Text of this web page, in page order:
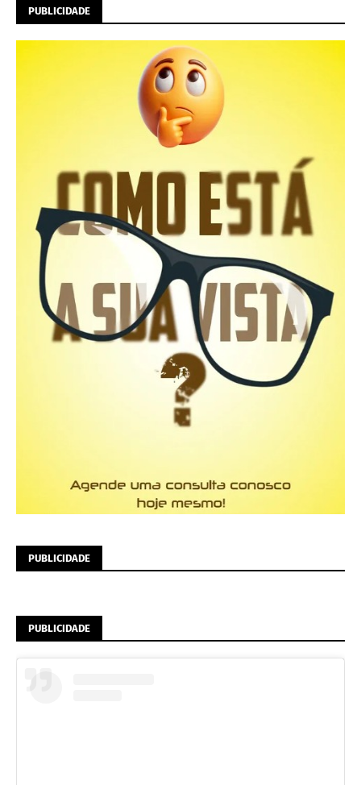
PUBLICIDADE
PUBLICIDADE
PUBLICIDADE